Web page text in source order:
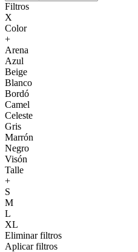
Filtros
X
Color
+
Arena
Azul
Beige
Blanco
Bordó
Camel
Celeste
Gris
Marrón
Negro
Visón
Talle
+
S
M
L
XL
Eliminar filtros
Aplicar filtros